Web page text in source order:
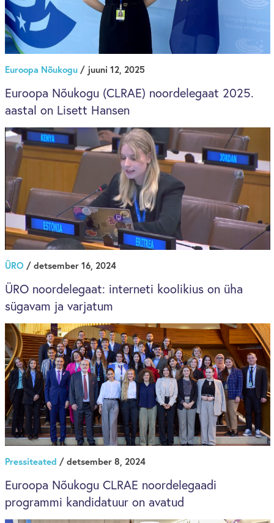
Euroopa Nõukogu/ juuni 12, 2025
Euroopa Nõukogu (CLRAE) noordelegaat 2025.
aastal on Lisett Hansen
ÜRO / detsember 16, 2024
ÜRO noordelegaat: interneti koolikius on üha
sügavam ja varjatum
Pressiteated / detsember 8, 2024
Euroopa Nõukogu CLRAE noordelegaadi
programmi kandidatuur on avatud